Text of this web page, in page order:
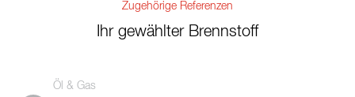
Zugehörige Referenzen
Ihr gewählter Brennstoff
Öl & Gas